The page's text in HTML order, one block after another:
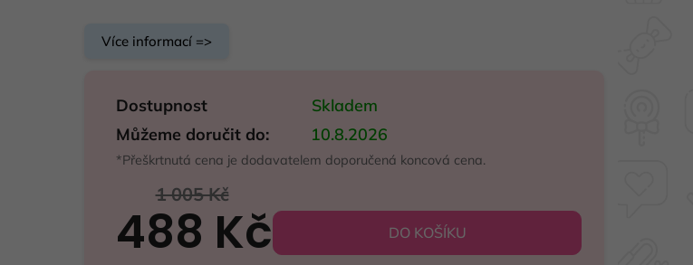
Více informací =>
Dostupnost
Skladem
Můžeme doručit do:
10.8.2026
*Přeškrtnutá cena je dodavatelem doporučená koncová cena.
1 005 Kč
488 Kč DO KOŠÍKU